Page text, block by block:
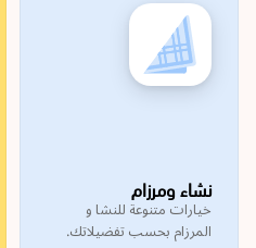
نشاء ومرزام
خيارات متنوعة للنشا و
المرزام بحسب تفضيلاتك.